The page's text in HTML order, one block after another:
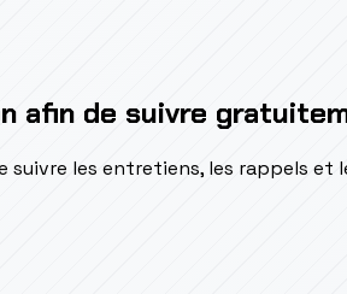
afin de suivre
les entretiens, les rappels et